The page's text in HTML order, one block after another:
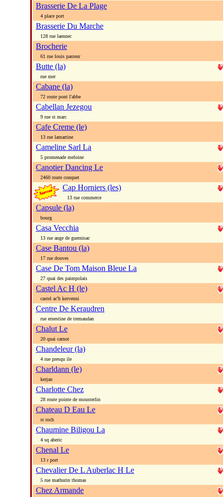
Brasserie De La Plage
4 place port
Brasserie Du Marche
128 rue laennec
Brocherie
61 rue louis pasteur
Butte (la)
rue mer
Cabane (la)
72 route pont l'abbe
Cabellan Jezegou
9 rue st marc
Cafe Creme (le)
13 rue lamartine
Cameline Sarl La
5 promenade meloine
Canotier Dancing Le
2460 route conquet
Cap Horniers (les)
13 rue commerce
Capsule (la)
bourg
Casa Vecchia
13 rue ange de guernisac
Case Bantou (la)
17 rue douves
Case De Tom Maison Bleue La
27 quai des paimpolais
Castel Ac H (le)
castel ac'h kervenni
Centre De Keraudren
rue ernestine de tremaudan
Chalut Le
20 quai carnot
Chandeleur (la)
4 rue presqu ile
Charldann (le)
kerjan
Charlotte Chez
28 route pointe de mousterlin
Chateau D Eau Le
st roch
Chaumine Biligou La
4 sq aberic
Chenal Le
13 r port
Chevalier De L Auberlac H Le
5 rue mathurin thomas
Chez Armande